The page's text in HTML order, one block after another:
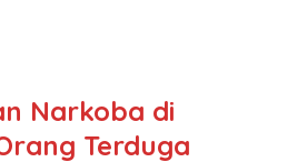
Narkoba di
Terduga